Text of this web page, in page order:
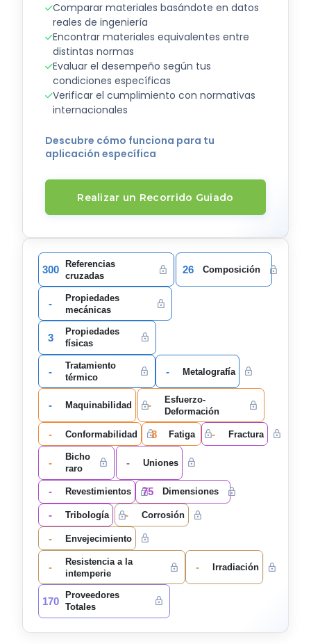
Comparar materiales basándote en datos
reales de ingeniería
Encontrar materiales equivalentes entre
distintas normas
Evaluar el desempeño según tus
condiciones específicas
Verificar el cumplimiento con normativas
internacionales
Descubre cómo funciona para tu
aplicación específica
Realizar un Recorrido Guiado
300
Referencias
cruzadas
26 Composición
-
Propiedades
mecánicas
3
Propiedades
físicas
-
Tratamiento
térmico
- Metalografía
- Maquinabilidad -
Esfuerzo-
Deformación
- Conformabilidad 8 Fatiga - Fractura
-
Bicho
raro
- Uniones
- Revestimientos 75 Dimensiones
- Tribología - Corrosión
- Envejecimiento
-
Resistencia a la
intemperie
- Irradiación
170
Proveedores
Totales